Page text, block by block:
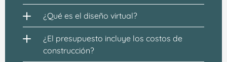
¿Qué es el diseño virtual?
¿El presupuesto incluye los costos de
construcción?